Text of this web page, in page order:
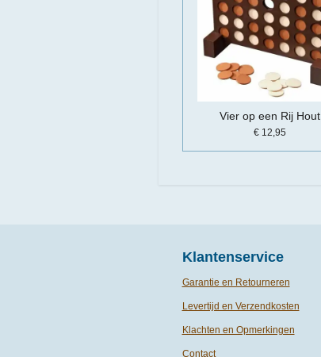
Vier op een Rij Hout
€ 12,95
Klantenservice
Garantie en Retourneren
Levertijd en Verzendkosten
Klachten en Opmerkingen
Contact